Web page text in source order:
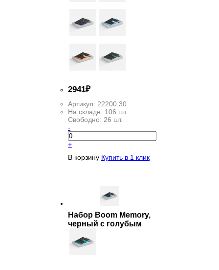
2941₽
Артикул: 22200.30
На складе: 106 шт.
Свободно: 26 шт.
-
+
В корзину Купить в 1 клик
Набор Boom Memory,
черный с голубым